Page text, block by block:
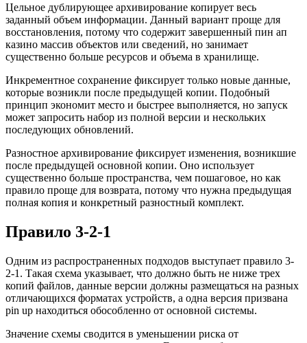
Цельное дублирующее архивирование копирует весь
заданный объем информации. Данный вариант проще для
восстановления, потому что содержит завершенный пин ап
казино массив объектов или сведений, но занимает
существенно больше ресурсов и объема в хранилище.
Инкрементное сохранение фиксирует только новые данные,
которые возникли после предыдущей копии. Подобный
принцип экономит место и быстрее выполняется, но запуск
может запросить набор из полной версии и нескольких
последующих обновлений.
Разностное архивирование фиксирует изменения, возникшие
после предыдущей основной копии. Оно использует
существенно больше пространства, чем пошаговое, но как
правило проще для возврата, потому что нужна предыдущая
полная копия и конкретный разностный комплект.
Правило 3-2-1
Одним из распространенных подходов выступает правило 3-
2-1. Такая схема указывает, что должно быть не ниже трех
копий файлов, данные версии должны размещаться на разных
отличающихся форматах устройств, а одна версия призвана
pin up находиться обособленно от основной системы.
Значение схемы сводится в уменьшении риска от